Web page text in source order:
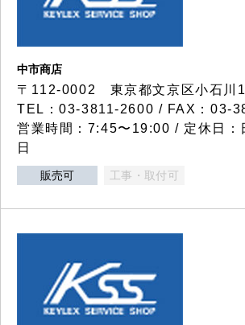
中市商店
〒112-0002 東京都文京区小石川
TEL：03-3811-2600 / FAX：03-
営業時間：7:45〜19:00 / 定休日：
日
販売可 工事・取付可